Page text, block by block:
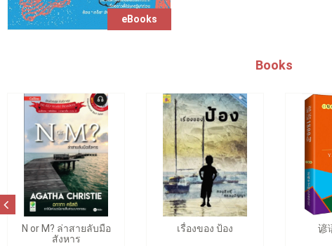
eBooks
Books
N or M? ล่าสายลับมือ
สังหาร
เรื่องของ ป้อง 谚